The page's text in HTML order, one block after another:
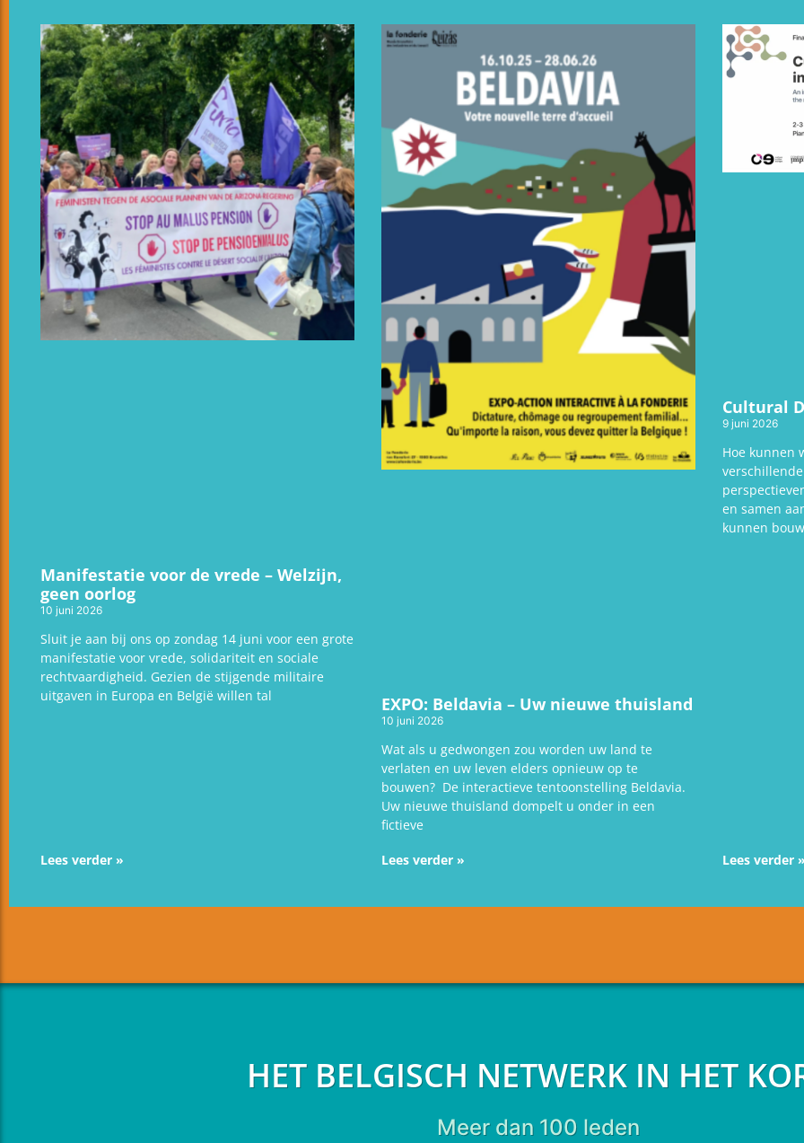
Manifestatie voor de vrede – Welzijn,
geen oorlog
10 juni 2026
Sluit je aan bij ons op zondag 14 juni voor een grote
manifestatie voor vrede, solidariteit en sociale
rechtvaardigheid. Gezien de stijgende militaire
uitgaven in Europa en België willen tal
Lees verder »
EXPO: Beldavia – Uw nieuwe thuisland
10 juni 2026
Wat als u gedwongen zou worden uw land te
verlaten en uw leven elders opnieuw op te
bouwen? De interactieve tentoonstelling Beldavia.
Uw nieuwe thuisland dompelt u onder in een
fictieve
Lees verder »
Cultural
9 juni 2026
Hoe kunnen
en samen
kunnen
Lees verder
HET BELGISCH NETWERK IN HET
Meer dan 100 leden